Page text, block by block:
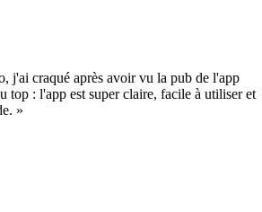
j'ai craqué après avoir vu la pub de l'app
top : l'app est super claire, facile à utiliser et
»